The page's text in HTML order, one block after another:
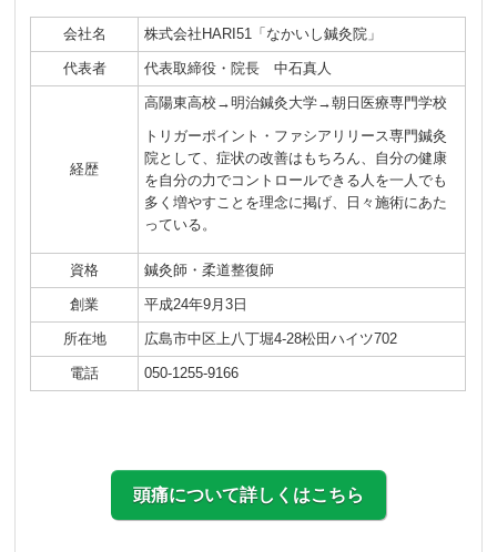
会社名 株式会社HARI51「なかいし鍼灸院」
代表者 代表取締役・院長 中石真人
経歴
高陽東高校→明治鍼灸大学→朝日医療専門学校
トリガーポイント・ファシアリリース専門鍼灸
院として、症状の改善はもちろん、自分の健康
を自分の力でコントロールできる人を一人でも
多く増やすことを理念に掲げ、日々施術にあた
っている。
資格 鍼灸師・柔道整復師
創業 平成24年9月3日
所在地 広島市中区上八丁堀4-28松田ハイツ702
電話 050-1255-9166
頭痛について詳しくはこちら